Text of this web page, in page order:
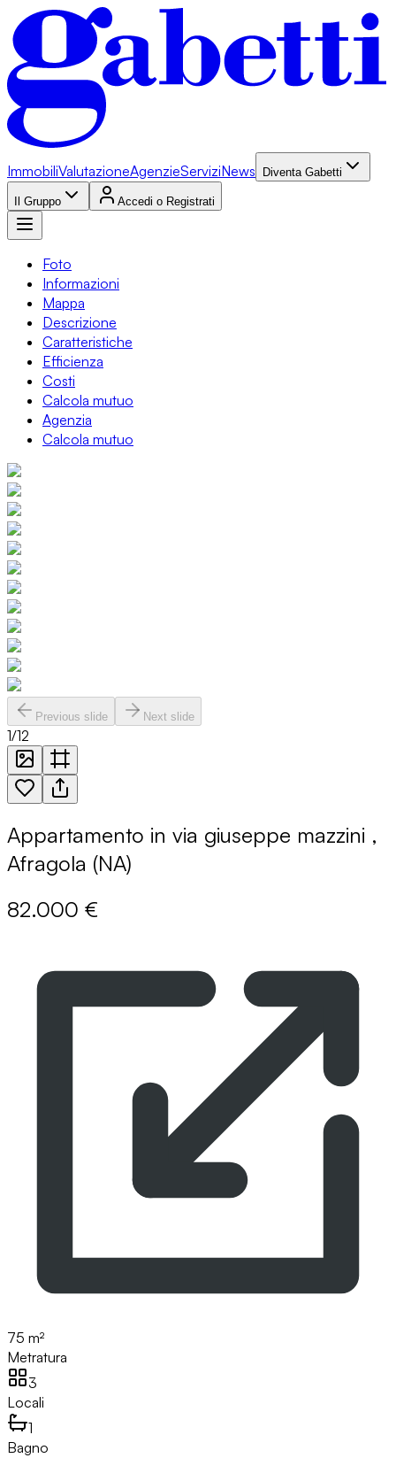
ImmobiliValutazioneAgenzieServiziNews Diventa Gabetti
Il Gruppo Accedi o Registrati
Foto
Informazioni
Mappa
Descrizione
Caratteristiche
Efficienza
Costi
Calcola mutuo
Agenzia
Calcola mutuo
Previous slide Next slide
1/12
Appartamento in via giuseppe mazzini ,
Afragola (NA)
82.000 €
75 m²
Metratura
3
Locali
1
Bagno